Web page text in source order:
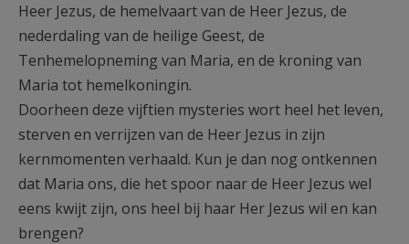
Heer Jezus, de hemelvaart van de Heer Jezus, de
nederdaling van de heilige Geest, de
Tenhemelopneming van Maria, en de kroning van
Maria tot hemelkoningin.
Doorheen deze vijftien mysteries wort heel het leven,
sterven en verrijzen van de Heer Jezus in zijn
kernmomenten verhaald. Kun je dan nog ontkennen
dat Maria ons, die het spoor naar de Heer Jezus wel
eens kwijt zijn, ons heel bij haar Her Jezus wil en kan
brengen?